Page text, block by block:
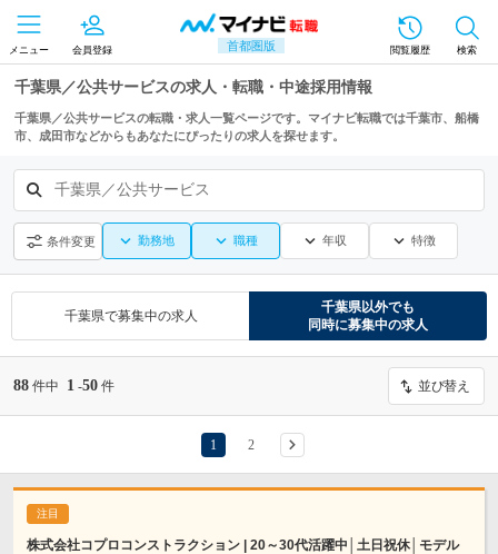
首都圏版
メニュー 会員登録 閲覧履歴 検索
千葉県／公共サービスの求人・転職・中途採用情報
千葉県／公共サービスの転職・求人一覧ページです。マイナビ転職では千葉市、船橋
市、成田市などからもあなたにぴったりの求人を探せます。
千葉県／公共サービス
条件変更 勤務地 職種 年収 特徴
千葉県で募集中の求人
千葉県以外でも
同時に募集中の求人
88 件中 1 -50 件 並び替え
1 2
株式会社コプロコンストラクション | 20～30代活躍中│土日祝休│モデル